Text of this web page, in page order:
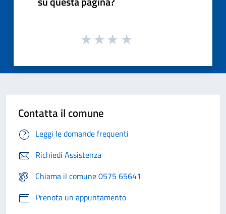
Contatta il comune
Leggi le domande frequenti
Richiedi Assistenza
Chiama il comune 0575 65641
Prenota un appuntamento